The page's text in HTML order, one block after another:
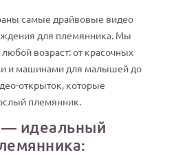
самые драйвовые видео
для племянника. Мы
возраст: от красочных
и машинами для малышей до
открыток, которые
племянник.
идеальный